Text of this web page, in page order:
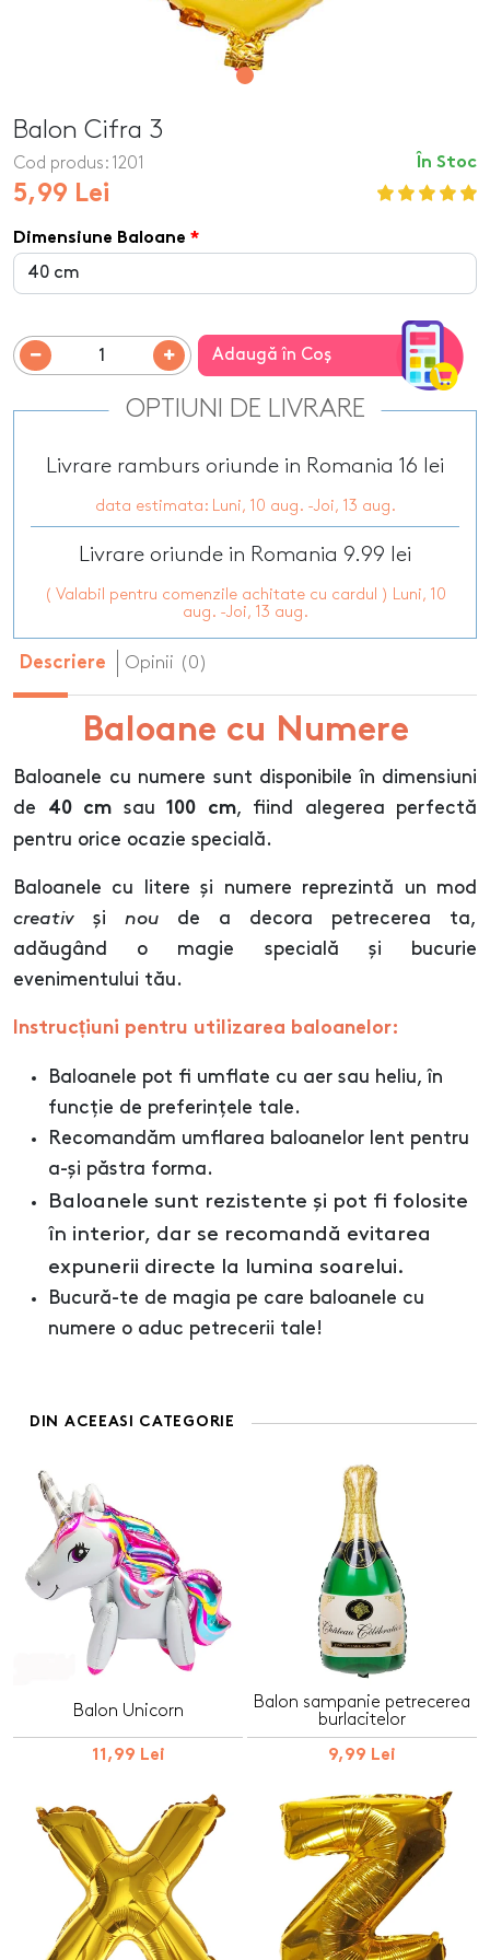
Balon Cifra 3
În Stoc
Cod produs: 1201
5,99 Lei
Dimensiune Baloane
Adaugă în Coş
OPTIUNI DE LIVRARE
Livrare ramburs oriunde in Romania 16 lei
data estimata: Luni, 10 aug. -Joi, 13 aug.
Livrare oriunde in Romania 9.99 lei
( Valabil pentru comenzile achitate cu cardul ) Luni, 10
aug. -Joi, 13 aug.
Descriere Opinii (0)
Baloane cu Numere
Baloanele cu numere sunt disponibile în dimensiuni
de 40 cm sau 100 cm, fiind alegerea perfectă
pentru orice ocazie specială.
Baloanele cu litere și numere reprezintă un mod
creativ și nou de a decora petrecerea ta,
adăugând o magie specială și bucurie
evenimentului tău.
Instrucțiuni pentru utilizarea baloanelor:
Baloanele pot fi umflate cu aer sau heliu, în
funcție de preferințele tale.
Recomandăm umflarea baloanelor lent pentru
a-și păstra forma.
Baloanele sunt rezistente și pot fi folosite
în interior, dar se recomandă evitarea
expunerii directe la lumina soarelui.
Bucură-te de magia pe care baloanele cu
numere o aduc petrecerii tale!
DIN ACEEASI CATEGORIE
Balon Unicorn
11,99 Lei
Balon sampanie petrecerea
burlacitelor
9,99 Lei